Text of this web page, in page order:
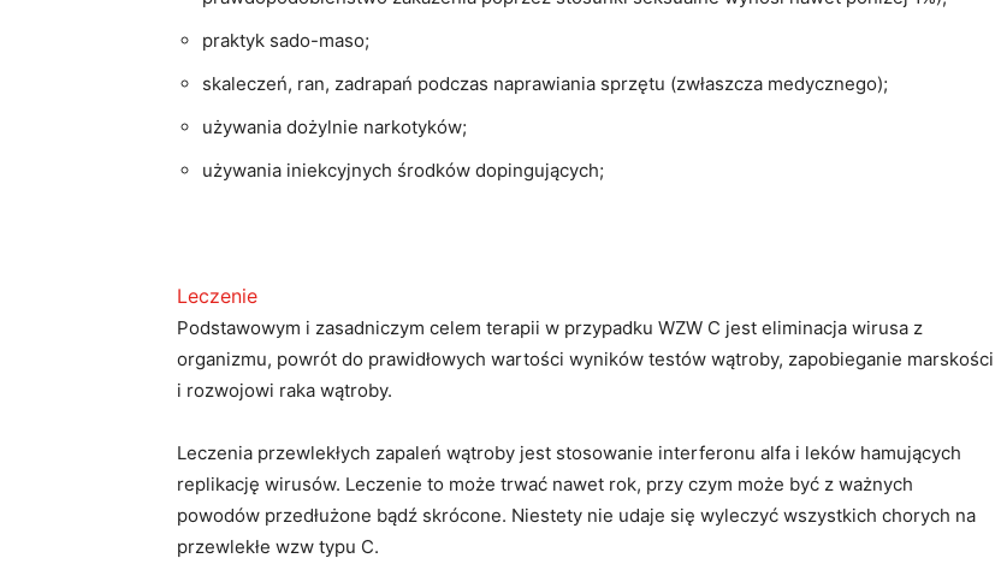
praktyk sado-maso;
skaleczeń, ran, zadrapań podczas naprawiania sprzętu (zwłaszcza medycznego);
używania dożylnie narkotyków;
używania iniekcyjnych środków dopingujących;
Leczenie
Podstawowym i zasadniczym celem terapii w przypadku WZW C jest eliminacja wirusa z
organizmu, powrót do prawidłowych wartości wyników testów wątroby, zapobieganie marskości
i rozwojowi raka wątroby.
Leczenia przewlekłych zapaleń wątroby jest stosowanie interferonu alfa i leków hamujących
replikację wirusów. Leczenie to może trwać nawet rok, przy czym może być z ważnych
powodów przedłużone bądź skrócone. Niestety nie udaje się wyleczyć wszystkich chorych na
przewlekłe wzw typu C.